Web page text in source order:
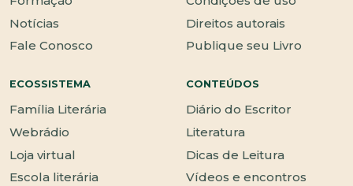
Notícias
Fale Conosco
Direitos autorais
Publique seu Livro
ECOSSISTEMA
Família Literária
Webrádio
Loja virtual
Escola literária
CONTEÚDOS
Diário do Escritor
Literatura
Dicas de Leitura
Vídeos e encontros